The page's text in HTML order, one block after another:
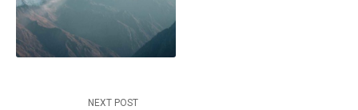
NEXT POST